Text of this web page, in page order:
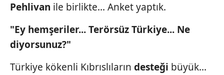
Pehlivan ile birlikte... Anket yaptık.
"Ey hemşeriler... Terörsüz Türkiye... Ne
diyorsunuz?"
Türkiye kökenli Kıbrıslıların desteği büyük...